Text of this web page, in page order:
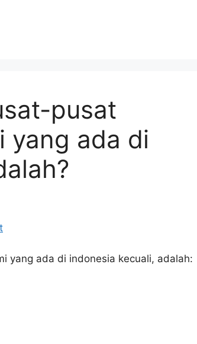
pusat
yang ada di
yang ada di indonesia kecuali, adalah: